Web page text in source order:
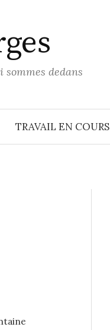
dedans
TRAVAIL EN COURS